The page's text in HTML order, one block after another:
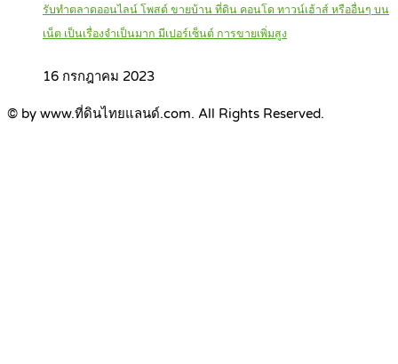
รับทำตลาดออนไลน์ โพสต์ ขายบ้าน ที่ดิน คอนโด ทาวน์เฮ้าส์ หรืออื่นๆ บน
เน็ต เป็นเรื่องจำเป็นมาก มีเปอร์เซ็นต์ การขายเพิ่มสูง
16 กรกฎาคม 2023
© by www.ที่ดินไทยแลนด์.com. All Rights Reserved.